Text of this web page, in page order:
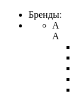
Бренды:
A
A